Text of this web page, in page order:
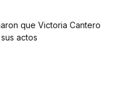
que Victoria Cantero
actos